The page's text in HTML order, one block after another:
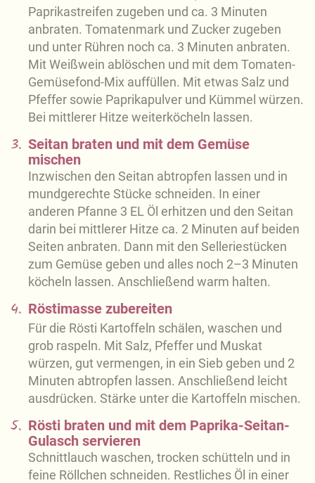
Paprikastreifen zugeben und ca. 3 Minuten
anbraten. Tomatenmark und Zucker zugeben
und unter Rühren noch ca. 3 Minuten anbraten.
Mit Weißwein ablöschen und mit dem Tomaten-
Gemüsefond-Mix auffüllen. Mit etwas Salz und
Pfeffer sowie Paprikapulver und Kümmel würzen.
Bei mittlerer Hitze weiterköcheln lassen.
3. Seitan braten und mit dem Gemüse
mischen
Inzwischen den Seitan abtropfen lassen und in
mundgerechte Stücke schneiden. In einer
anderen Pfanne 3 EL Öl erhitzen und den Seitan
darin bei mittlerer Hitze ca. 2 Minuten auf beiden
Seiten anbraten. Dann mit den Selleriestücken
zum Gemüse geben und alles noch 2–3 Minuten
köcheln lassen. Anschließend warm halten.
4. Röstimasse zubereiten
Für die Rösti Kartoffeln schälen, waschen und
grob raspeln. Mit Salz, Pfeffer und Muskat
würzen, gut vermengen, in ein Sieb geben und 2
Minuten abtropfen lassen. Anschließend leicht
ausdrücken. Stärke unter die Kartoffeln mischen.
5. Rösti braten und mit dem Paprika-Seitan-
Gulasch servieren
Schnittlauch waschen, trocken schütteln und in
feine Röllchen schneiden. Restliches Öl in einer